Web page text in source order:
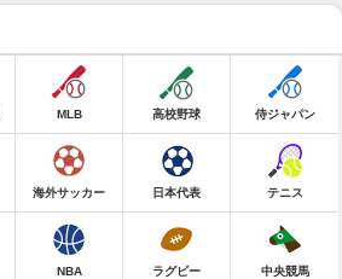
MLB 高校野球 侍ジャパン
海外サッカー 日本代表 テニス
NBA ラグビー 中央競馬